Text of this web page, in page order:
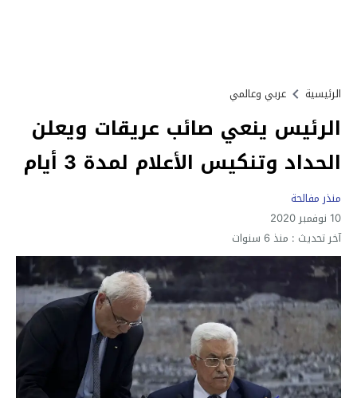
الرئيسية عربي وعالمي
الرئيس ينعي صائب عريقات ويعلن
الحداد وتنكيس الأعلام لمدة 3 أيام
منذر مفالحة
10 نوفمبر 2020
آخر تحديث : منذ 6 سنوات